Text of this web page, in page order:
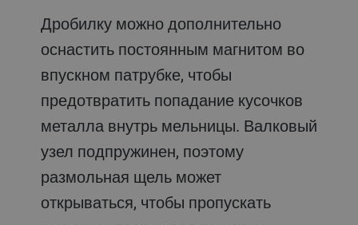
Дробилку можно дополнительно
оснастить постоянным магнитом во
впускном патрубке, чтобы
предотвратить попадание кусочков
металла внутрь мельницы. Валковый
узел подпружинен, поэтому
размольная щель может
открываться, чтобы пропускать